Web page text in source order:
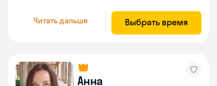
Читать дальше Выбрать время
Анна